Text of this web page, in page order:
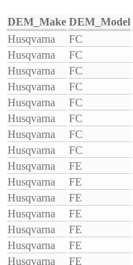
DEM_Make DEM_Model
Husqvarna
FC
Husqvarna
FC
Husqvarna
FC
Husqvarna
FC
Husqvarna
FC
Husqvarna
FC
Husqvarna
FC
Husqvarna
FC
Husqvarna
FE
Husqvarna
FE
Husqvarna
FE
Husqvarna
FE
Husqvarna
FE
Husqvarna
FE
Husqvarna
FE